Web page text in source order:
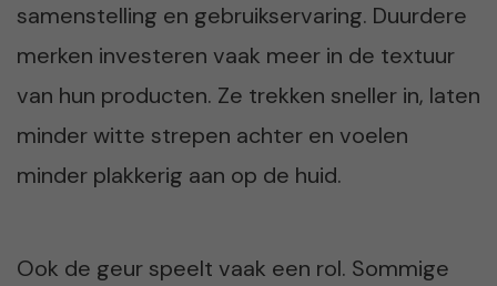
samenstelling en gebruikservaring. Duurdere
merken investeren vaak meer in de textuur
van hun producten. Ze trekken sneller in, laten
minder witte strepen achter en voelen
minder plakkerig aan op de huid.
Ook de geur speelt vaak een rol. Sommige